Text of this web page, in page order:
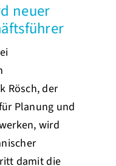
neuer
Rösch, der
Planung und
wird
damit die